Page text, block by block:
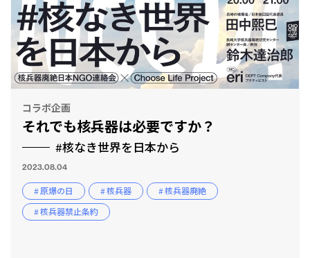
コラボ企画
それでも核兵器は必要ですか？
#核なき世界を日本から
2023.08.04
# 原爆の日 # 核兵器
# 核兵器廃絶
# 核兵器禁止条約